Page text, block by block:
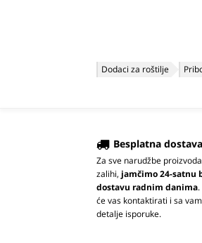
Dodaci za roštilje
Besplatna dostava
Za sve narudžbe
zalihi, jamčimo 24-satnu
dostavu radnim danima
će vas kontaktirati i sa
detalje isporuke.